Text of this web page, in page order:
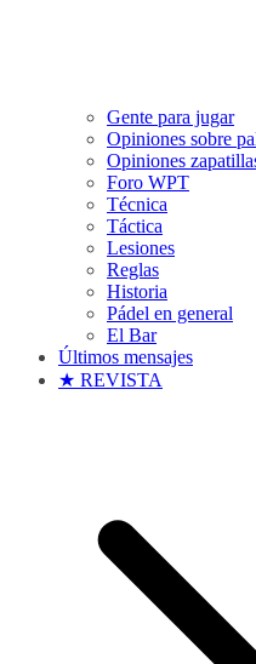
Gente para jugar
Opiniones sobre
Opiniones
Foro WPT
Técnica
Táctica
Lesiones
Reglas
Historia
Pádel en general
El Bar
Últimos mensajes
★ REVISTA